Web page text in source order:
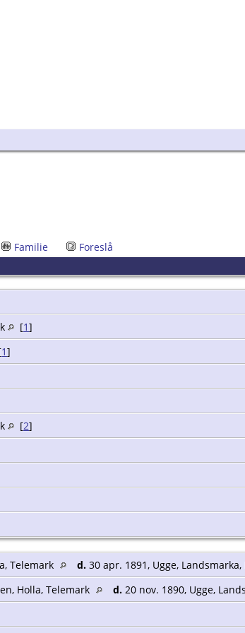
Familie Foreslå
[1]
1]
[2]
Telemark d. 30 apr. 1891, Ugge,
Holla, Telemark d. 20 nov. 1890, Ugge,